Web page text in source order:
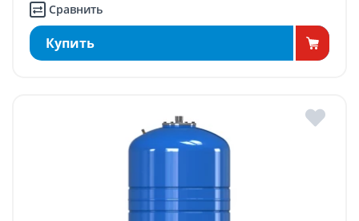
Сравнить
Купить